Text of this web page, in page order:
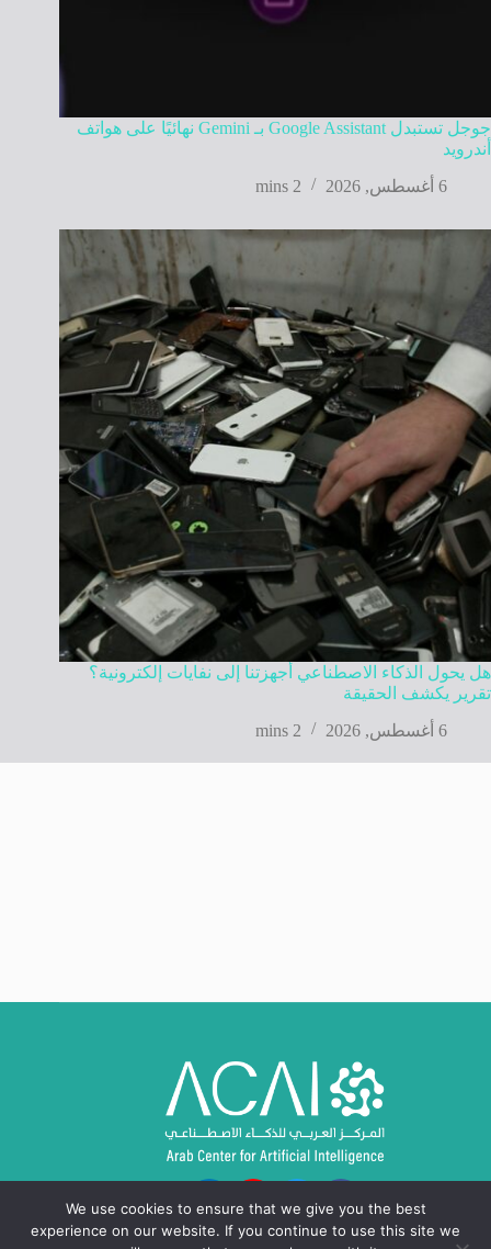
جوجل تستبدل Google Assistant بـ Gemini نهائيًا على هواتف
أندرويد
6 أغسطس, 2026
2 mins
هل يحول الذكاء الاصطناعي أجهزتنا إلى نفايات إلكترونية؟
تقرير يكشف الحقيقة
6 أغسطس, 2026
2 mins
We use cookies to ensure that we give you the best
experience on our website. If you continue to use this site we